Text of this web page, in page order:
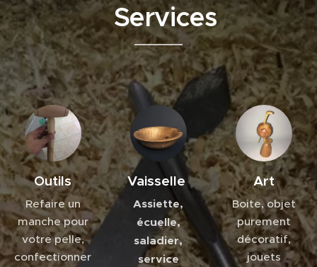
Services
Outils
Refaire un
manche pour
votre pelle,
confectionner
Vaisselle
Assiette,
écuelle,
saladier,
service
Art
Boite, objet
purement
décoratif,
jouets